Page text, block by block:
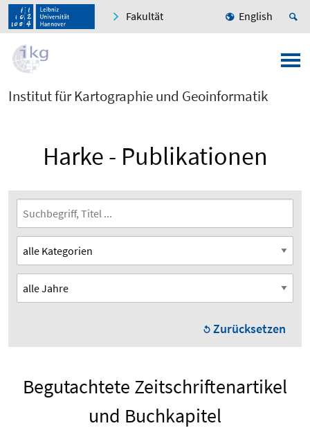
Fakultät English
Institut für Kartographie und Geoinformatik
Harke - Publikationen
Zurücksetzen
Begutachtete Zeitschriftenartikel
und Buchkapitel